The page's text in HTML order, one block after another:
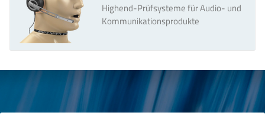
Highend-Prüfsysteme für Audio- und
Kommunikationsprodukte